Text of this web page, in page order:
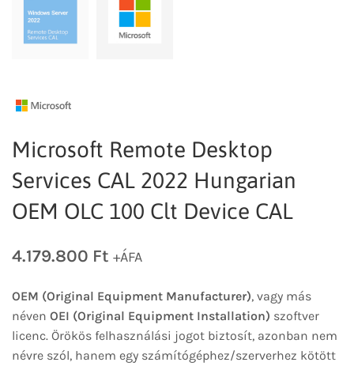
Microsoft Remote Desktop
Services CAL 2022 Hungarian
OEM OLC 100 Clt Device CAL
4.179.800 Ft +ÁFA
OEM (Original Equipment Manufacturer), vagy más
néven OEI (Original Equipment Installation) szoftver
licenc. Örökös felhasználási jogot biztosít, azonban nem
névre szól, hanem egy számítógéphez/szerverhez kötött